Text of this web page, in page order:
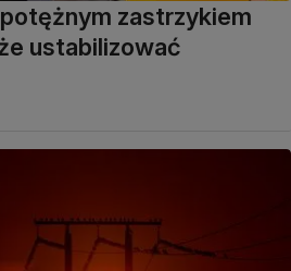
zastrzykiem
ustabilizować